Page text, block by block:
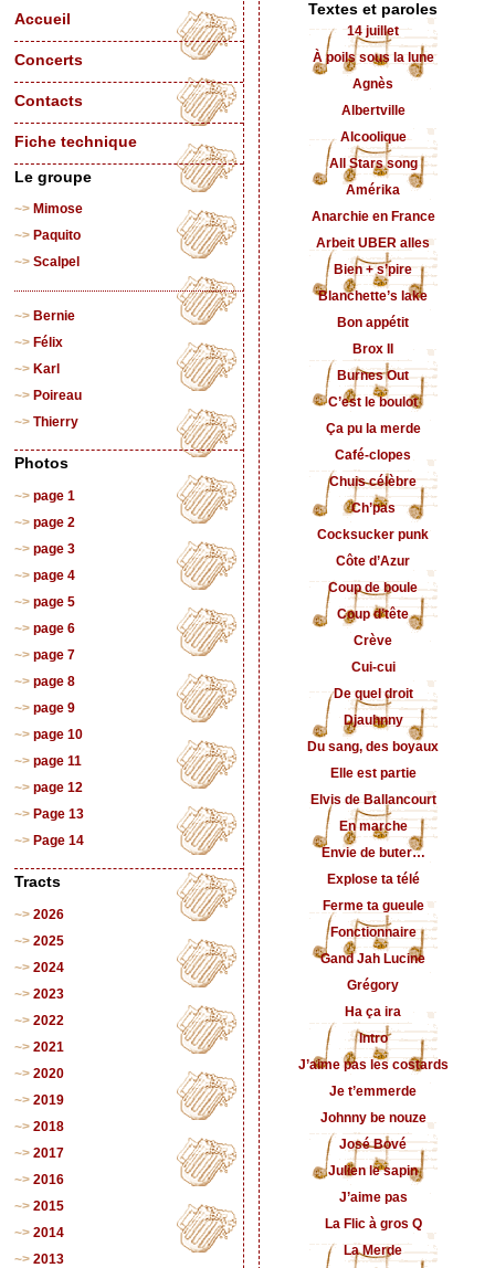
Accueil
Concerts
Contacts
Fiche technique
Le groupe
Mimose
Paquito
Scalpel
Bernie
Félix
Karl
Poireau
Thierry
Photos
page 1
page 2
page 3
page 4
page 5
page 6
page 7
page 8
page 9
page 10
page 11
page 12
Page 13
Page 14
Tracts
2026
2025
2024
2023
2022
2021
2020
2019
2018
2017
2016
2015
2014
2013
Textes et paroles
14 juillet
À poils sous la lune
Agnès
Albertville
Alcoolique
All Stars song
Amérika
Anarchie en France
Arbeit UBER alles
Bien + s’pire
Blanchette’s lake
Bon appétit
Brox II
Burnes Out
C’est le boulot
Ça pu la merde
Café-clopes
Chuis célèbre
Ch’pas
Cocksucker punk
Côte d’Azur
Coup de boule
Coup d’tête
Crève
Cui-cui
De quel droit
Djauhnny
Du sang, des boyaux
Elle est partie
Elvis de Ballancourt
En marche
Envie de buter…
Explose ta télé
Ferme ta gueule
Fonctionnaire
Gand Jah Lucine
Grégory
Ha ça ira
Intro
J’aime pas les costards
Je t’emmerde
Johnny be nouze
José Bové
Julien le sapin
J’aime pas
La Flic à gros Q
La Merde